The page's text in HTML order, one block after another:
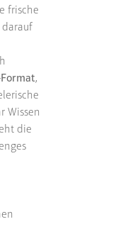
frische
darauf
,
Wissen
die